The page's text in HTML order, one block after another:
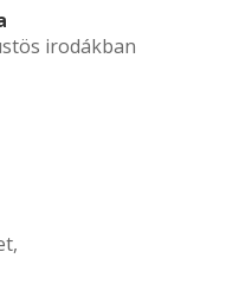
irodákban